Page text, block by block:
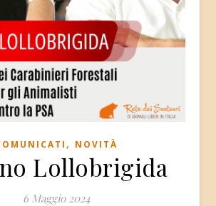
, NOVITÀ
Lollobrigida
6 Maggio 2024